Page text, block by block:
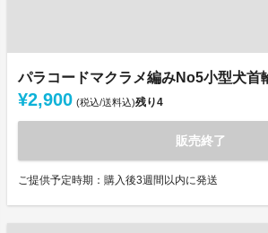
パラコードマクラメ編みNo5小型犬首
¥2,900 (税込/送料込)残り4
販売終了
ご提供予定時期：購入後3週間以内に発送